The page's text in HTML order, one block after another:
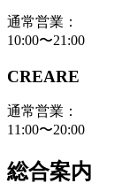
通常営業：
10:00〜21:00
CREARE
通常営業：
11:00〜20:00
総合案内